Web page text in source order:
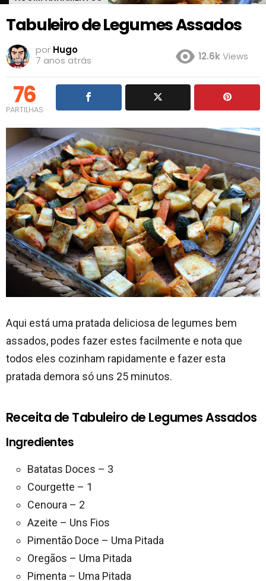
Tabuleiro de Legumes Assados
por Hugo
7 anos atrás
12.6kViews
76
PARTILHAS
Aqui está uma pratada deliciosa de legumes bem
assados, podes fazer estes facilmente e nota que
todos eles cozinham rapidamente e fazer esta
pratada demora só uns 25 minutos.
Receita de Tabuleiro de Legumes Assados
Ingredientes
Batatas Doces – 3
Courgette – 1
Cenoura – 2
Azeite – Uns Fios
Pimentão Doce – Uma Pitada
Oregãos – Uma Pitada
Pimenta – Uma Pitada